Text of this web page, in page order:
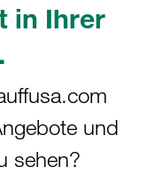
in Ihrer
und
sehen?
Baureihe Gr.
glatt, ohne
kurz IS-